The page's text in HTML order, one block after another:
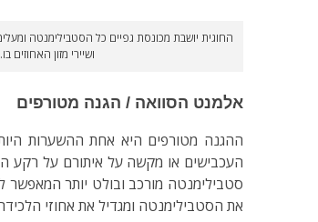
החוגית יושבת מכונסת גפיים כל הסטבילימנטה
ושיירי מזון האחוזים בו.
אלמנט הסוואה / הגנה מטורפים
ההגנה מטורפים היא אחת ההשערות
העכבישים או מקשה על איתורם על רקע
סטבילימנטה מורכב ובולט יותר
את הסטבילימנטה ומגדיל את אחוזי